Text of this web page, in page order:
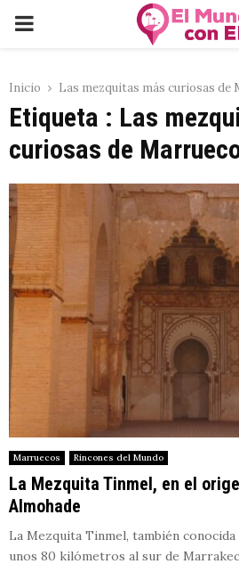
PRIMARY
Inicio Las mezquitas más curiosas de
Etiqueta : Las
curiosas de
Marruecos Rincones del Mundo
La Mezquita Tinmel, en el
Almohade
La Mezquita Tinmel, también
unos 80 kilómetros al sur de